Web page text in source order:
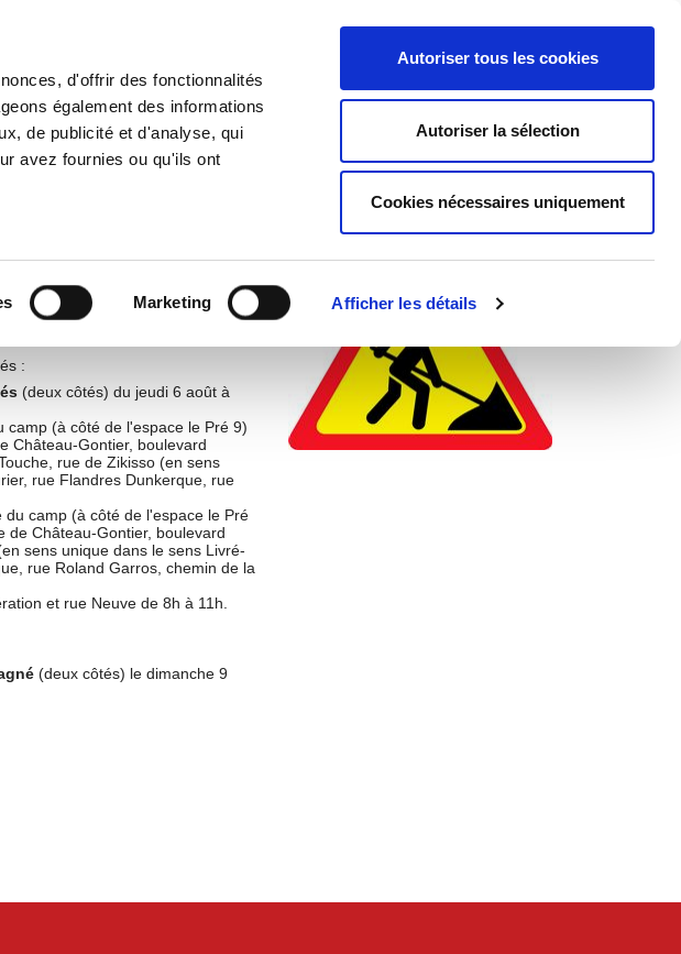
d'offrir des fonctionnalités
également des informations
de publicité et d'analyse, qui
avez fournies ou qu'ils ont
Marketing Afficher les détails
Autoriser tous les cookies
Autoriser la sélection
Cookies nécessaires uniquement
SPORTS ENFANCE-JEUNESSE
:
(deux côtés) du jeudi 6 août à
camp (à côté de l'espace le Pré 9)
Château-Gontier, boulevard
rue de Zikisso (en sens
rue Flandres Dunkerque, rue
du camp (à côté de l'espace le Pré
de Château-Gontier, boulevard
sens unique dans le sens Livré-
rue Roland Garros, chemin de la
et rue Neuve de 8h à 11h.
(deux côtés) le dimanche 9